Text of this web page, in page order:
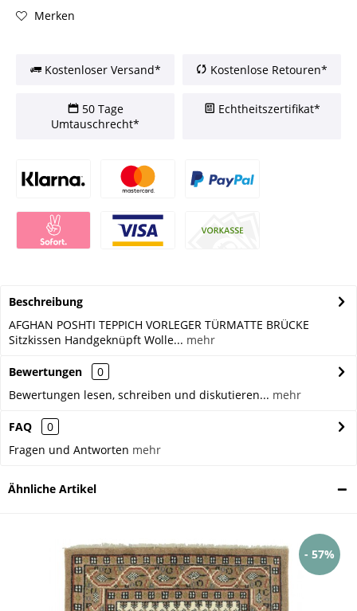
Merken
Kostenloser Versand* Kostenlose Retouren*
50 Tage
Umtauschrecht*
Echtheitszertifikat*
Beschreibung
AFGHAN POSHTI TEPPICH VORLEGER TÜRMATTE BRÜCKE
Sitzkissen Handgeknüpft Wolle... mehr
Bewertungen
0
Bewertungen lesen, schreiben und diskutieren... mehr
FAQ
0
Fragen und Antworten mehr
Ähnliche Artikel
- 57%